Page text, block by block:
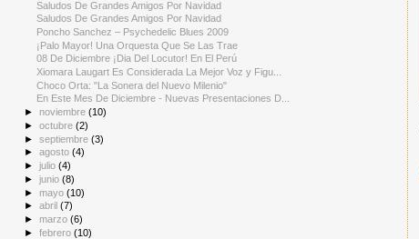
Saludos De Grandes Amigos Por Navidad
Poncho Sanchez – Psychedelic Blues 2009
¡Palo Mayor! Una Orquesta Que Se Las Trae
08 De Diciembre ¡Dia Del Locutor! En El Perú
Xiomara Laugart Es Considerada La Mejor Voz y Figu...
Choco Orta: "La Sonera del Nuevo Milenio"
En Este Mes De Diciembre - Nuevas Presentaciones D...
►noviembre(10)
► octubre(2)
►septiembre
►agosto(4)
►julio(4)
►junio(8)
►mayo(10)
► abril(7)
►marzo(6)
► febrero(10)
►enero(4)